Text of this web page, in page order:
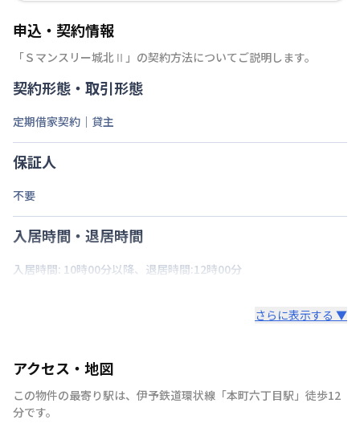
申込・契約情報
「Ｓマンスリー城北Ⅱ 」の契約方法についてご説明します。
契約形態・取引形態
定期借家契約｜貸主
保証人
不要
入居時間・退居時間
入居時間: 10時00分以降、退居時間:12時00分
さらに表示する ▼
アクセス・地図
この物件の最寄り駅は、 伊予鉄道環状線 「本町六丁目駅 」 徒歩12
分です。